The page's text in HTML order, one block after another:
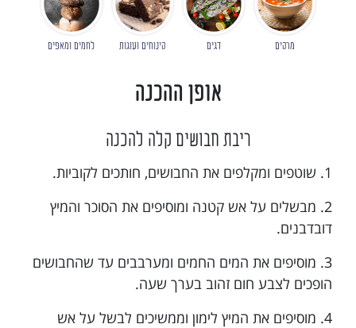
מרקים דגים קינוחים ועוגות לחמים ומאפים
אופן ההכנה
ריבת חבושים קלה להכנה
1. שוטפים ומקלפים את החבושים, חותכים לקוביות.
2. מבשלים על אש קטנה ומוסיפים את הסוכר והמיץ
דובדבנים.
3. מוסיפים את המים החמים ומערבבים עד שהחבושים
הופכים לצבע חום זהוב בערך שעה.
4. מוסיפים את המיץ לימון וממשיכים לבשל על אש